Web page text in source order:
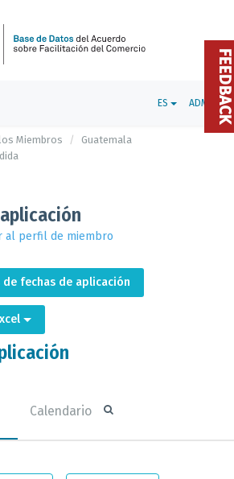
ES ADMIN
Miembros
Guatemala
al perfil de miembro
fechas de aplicación
Calendario
FEEDBACK